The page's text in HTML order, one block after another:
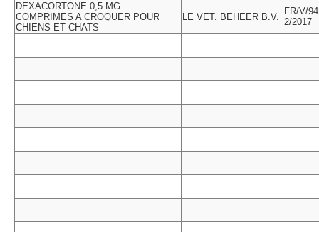
DEXACORTONE 0,5 MG
COMPRIMES A CROQUER POUR
CHIENS ET CHATS
LE VET. BEHEER B.V.
FR/V/
2/2017